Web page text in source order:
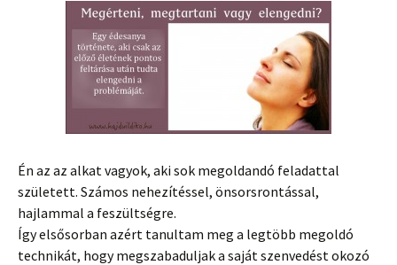
Én az az alkat vagyok, aki sok megoldandó feladattal
született. Számos nehezítéssel, önsorsrontással,
hajlammal a feszültségre.
Így elsősorban azért tanultam meg a legtöbb megoldó
technikát, hogy megszabaduljak a saját szenvedést okozó